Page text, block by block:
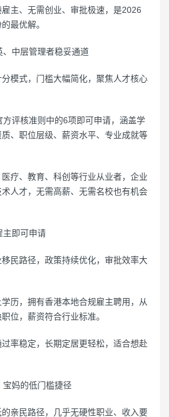
主、无需创业、审批极速，是2026
最优解。
、中层管理者稳妥通道
模式，门槛大幅简化，聚焦人才核心
评核准则中的6项即可申请，涵盖学
、职位层级、薪资水平、专业成就等
疗、教育、科创等行业从业者，企业
人才，无需高薪、无需名校也有机会
主即可申请
民路径，政策持续优化，审批效率大
历，拥有香港本地合规雇主聘用，从
位，薪资符合行业标准。
率稳定，长期定居更轻松，适合想赴
宝妈的低门槛捷径
亲民路径，几乎无硬性职业、收入要